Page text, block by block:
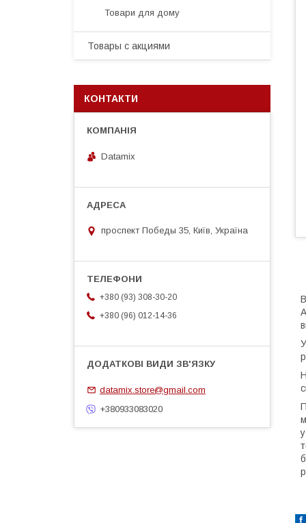
Товари для дому
Товары с акциями
КОНТАКТИ
Datamix
проспект Победы 35, Київ, Україна
+380 (93) 308-30-20
+380 (96) 012-14-36
datamix.store@gmail.com
+380933083020